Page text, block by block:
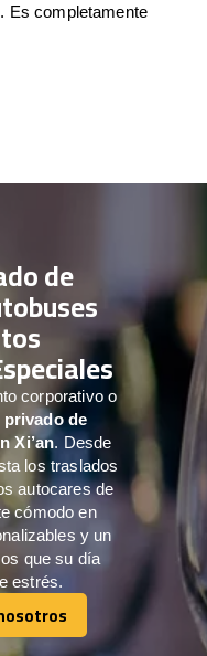
Es completamente
de
corporativo o
privado de
Xi’an. Desde
los traslados
autocares de
cómodo en
y un
que su día
estrés.